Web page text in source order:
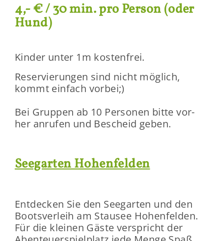
4,- € / 30 min. pro Per­son (oder
Hund)
Kin­der unter 1m kos­ten­frei.
Re­ser­vie­run­gen sind nicht mög­lich,
kommt ein­fach vor­bei;)
Bei Grup­pen ab 10 Per­so­nen bitte vor­
her an­ru­fen und Be­scheid geben.
See­gar­ten Ho­hen­fel­den
Ent­de­cken Sie den See­gar­ten und den
Boots­ver­leih am Stau­see Ho­hen­fel­den.
Für die klei­nen Gäste ver­spricht der